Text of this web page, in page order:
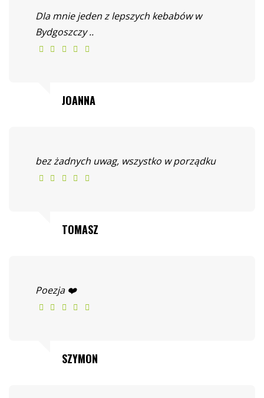
Dla mnie jeden z lepszych kebabów w
Bydgoszczy ..
JOANNA
bez żadnych uwag, wszystko w porządku
TOMASZ
Poezja ❤️
SZYMON